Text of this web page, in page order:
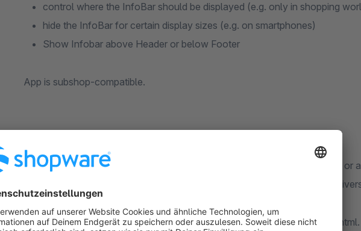
control where the InfoBar should be displayed (e.g. only in shopping
hide the InfoBar for certain display sizes (e.g. on smartphones)
Show Infobar above Header or below Footer
App is subshop-compatible.
All codiverse apps can be tested for 30 days free of charge. Found a bug or
contact our support team. More information can be found here:
Check out all codiverse apps: https://store.shopware.com/en/codiverse.html.